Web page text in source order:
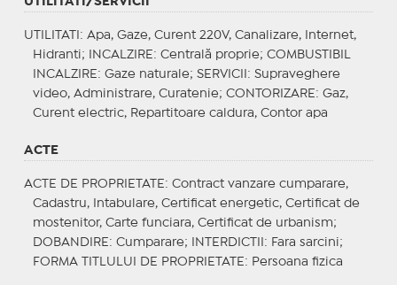
UTILITATI : Apa, Gaze, Curent 220V, Canalizare, Internet,
Hidranti;
INCALZIRE : Centrală proprie; COMBUSTIBIL
INCALZIRE : Gaze naturale; SERVICII : Supraveghere
video, Administrare, Curatenie; CONTORIZARE : Gaz,
Curent electric, Repartitoare caldura, Contor apa
ACTE
ACTE DE PROPRIETATE : Contract vanzare cumparare,
Cadastru, Intabulare, Certificat energetic, Certificat de
mostenitor, Carte funciara, Certificat de urbanism;
DOBANDIRE : Cumparare; INTERDICTII : Fara sarcini;
FORMA TITLULUI DE PROPRIETATE : Persoana fizica